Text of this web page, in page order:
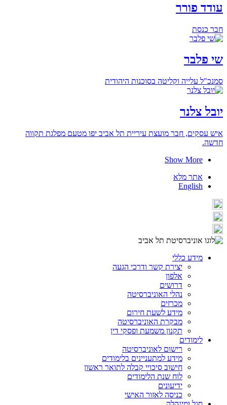
עודד פורר
חבר כנסת
שי פלבר
סמנכ"ל עלייה וקליטה בסוכנות היהודית
יובל צלנר
איש עסקים, חבר מועצת עיריית תל אביב יפו מטעם מפלגת תקווה
חדשה.
Show More
אתר מלא
English
מידע כללי
יצירת קשר ודרכי הגעה
אלפון
דרושים
נהלי האוניברסיטה
מכרזים
מידע לשעת חירום
מבקרת האוניברסיטה
תקנון משמעת ופסקי דין
לימודים
רישום לאוניברסיטה
מידע למתעניינים בלימודים
חישוב סיכויי קבלה לתואר ראשון
לוח שנת הלימודים
ידיעונים
כניסה לאזור האישי